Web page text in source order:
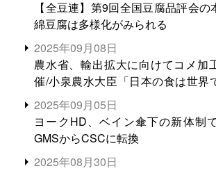
【全豆連】第9回全国豆腐品評会
綿豆腐は多様化がみられる
2025年09月08日
農水省、輸出拡大に向けてコメ加
催/小泉農水大臣「日本の食は世界
る。米増産に向けて、米輸出需要の
2025年09月05日
ヨークHD、ベイン傘下の新体制
GMSからCSCに転換
2025年08月30日